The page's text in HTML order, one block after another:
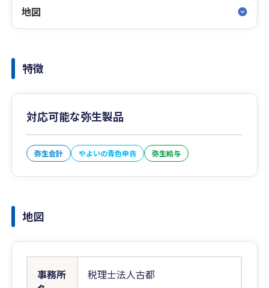
地図
特徴
対応可能な弥生製品
弥生会計 やよいの青色申告 弥生給与
地図
事務所
税理士法人古都